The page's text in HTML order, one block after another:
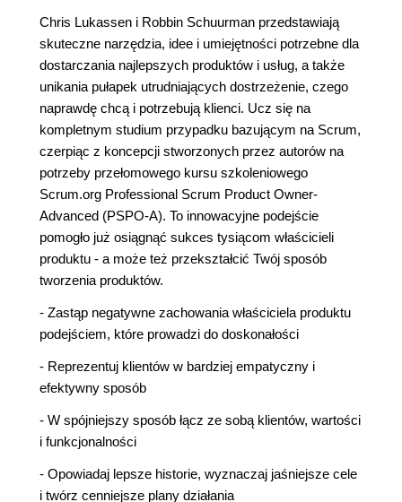
Chris Lukassen i Robbin Schuurman przedstawiają
skuteczne narzędzia, idee i umiejętności potrzebne dla
dostarczania najlepszych produktów i usług, a także
unikania pułapek utrudniających dostrzeżenie, czego
naprawdę chcą i potrzebują klienci. Ucz się na
kompletnym studium przypadku bazującym na Scrum,
czerpiąc z koncepcji stworzonych przez autorów na
potrzeby przełomowego kursu szkoleniowego
Scrum.org Professional Scrum Product Owner-
Advanced (PSPO-A). To innowacyjne podejście
pomogło już osiągnąć sukces tysiącom właścicieli
produktu - a może też przekształcić Twój sposób
tworzenia produktów.
- Zastąp negatywne zachowania właściciela produktu
podejściem, które prowadzi do doskonałości
- Reprezentuj klientów w bardziej empatyczny i
efektywny sposób
- W spójniejszy sposób łącz ze sobą klientów, wartości
i funkcjonalności
- Opowiadaj lepsze historie, wyznaczaj jaśniejsze cele
i twórz cenniejsze plany działania